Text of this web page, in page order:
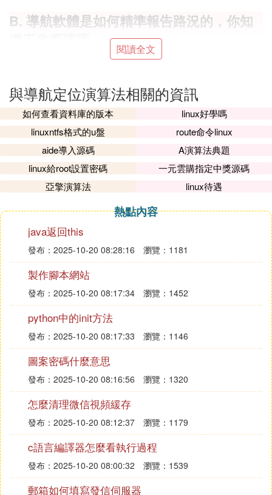
B. 導航軟體是如何精準報告路況的，你知
任何一款導航軟體要定位用戶手機的位置，無非有兩
統；二是基站定位，即LBS定位。此外，AGPS和WI
FI也可以參與其中，但這兩種是輔助作用。
第一，不是精確，地圖軟體採用導航等APP獲得行駛
車輛的數據，然後利用大數據進行分析，比如浮動車
演算法，這些演算法已經有10多年的開發了，所以相
對而言比較成熟。
比如說，很多導航軟體都會通過多元數據池和強大的
AI計算能力構成服務平台，實時跟蹤道路情況和交通
情況，以小時甚至分鍾為單位對實時路況進行更新，
並推送至用戶的系統軟體中，盡可能減少因技術問題
而產生的路況延遲報告，提高路況報道的精準性。
現在市面上各類導航軟體越來越多，而這些軟體想要
從強大的競爭市場中脫穎而出，最為關鍵的就是一個
「准」字。技術能力的強弱直接決定了導航軟體所能
夠達到的高度。
C. 誰了解高德導航，百度導航 這些導航軟
體的開發的大體思路，包括數據
演算法等。謝謝
先說共同點，兩個都有地圖，也都有導航，甚至都有
語音導航。不同點是：1、從功能上說，高德導航主
閱讀全文
與導航定位演算法相關的資訊
如何查看資料庫的版本
linux好學嗎
linuxntfs格式的u盤
route命令linux
aide導入源碼
A演算法典題
linux給root設置密碼
一元雲購指定中獎源碼
亞擎演算法
linux待遇
熱點內容
java返回this
發布：2025-10-20 08:28:16 瀏覽：1181
製作腳本網站
發布：2025-10-20 08:17:34 瀏覽：1452
python中的init方法
發布：2025-10-20 08:17:33 瀏覽：1146
圖案密碼什麼意思
發布：2025-10-20 08:16:56 瀏覽：1320
怎麼清理微信視頻緩存
發布：2025-10-20 08:12:37 瀏覽：1179
c語言編譯器怎麼看執行過程
發布：2025-10-20 08:00:32 瀏覽：1539
郵箱如何填寫發信伺服器